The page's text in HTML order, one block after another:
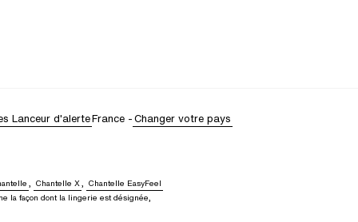
Lanceur d'alerteFrance -Changer votre pays
, Chantelle X, Chantelle EasyFeel
la façon dont la lingerie est désignée,